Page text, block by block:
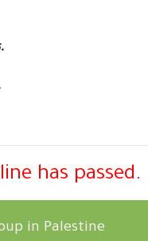
تحضير تقارير بالحملات ونتائج البيع.
تنفيذ
has passed.
in Palestine